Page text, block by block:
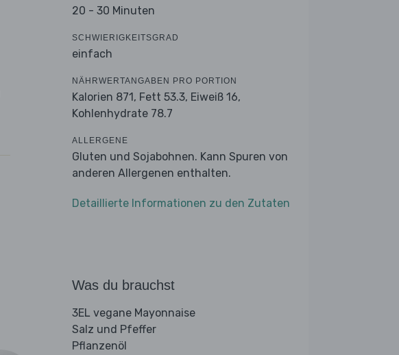
20 - 30 Minuten
SCHWIERIGKEITSGRAD
einfach
NÄHRWERTANGABEN PRO PORTION
Kalorien 871, Fett 53.3, Eiweiß 16,
Kohlenhydrate 78.7
ALLERGENE
Gluten und Sojabohnen. Kann Spuren von
anderen Allergenen enthalten.
Detaillierte Informationen zu den Zutaten
Was du brauchst
3EL vegane Mayonnaise
Salz und Pfeffer
Pflanzenöl